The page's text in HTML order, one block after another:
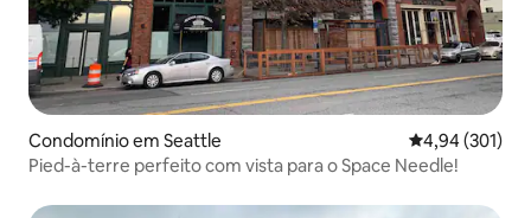
Condomínio em Seattle Classificação
4,94 (301)
Pied-à-terre perfeito com vista para o Space Needle!